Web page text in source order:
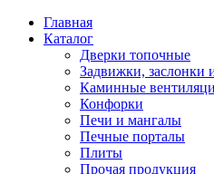
Главная
Каталог
Дверки топочные
Задвижки, заслонки
Каминные
Конфорки
Печи и мангалы
Печные порталы
Плиты
Прочая продукция